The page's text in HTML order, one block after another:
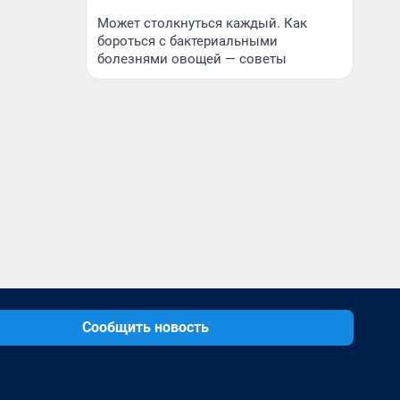
Может столкнуться каждый. Как
бороться с бактериальными
болезнями овощей — советы
Сообщить новость